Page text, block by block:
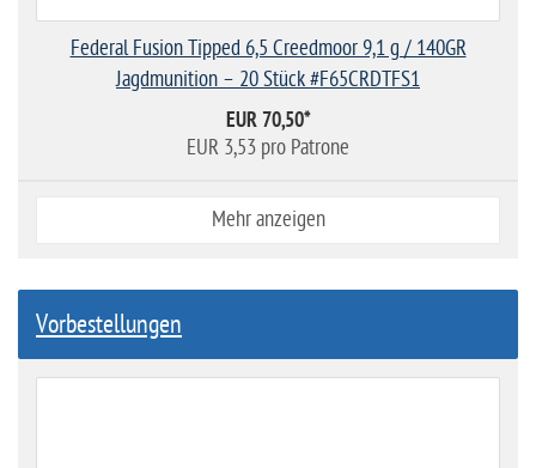
Federal Fusion Tipped 6,5 Creedmoor 9,1 g / 140GR
Jagdmunition – 20 Stück #F65CRDTFS1
EUR 70,50*
EUR 3,53 pro Patrone
Mehr anzeigen
Vorbestellungen